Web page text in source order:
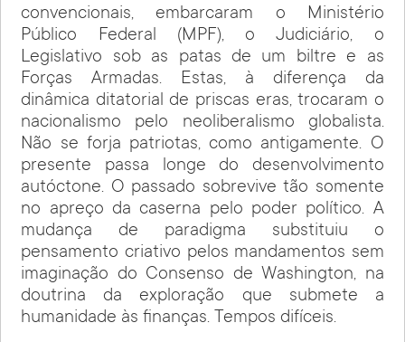
convencionais, embarcaram o Ministério
Público Federal (MPF), o Judiciário, o
Legislativo sob as patas de um biltre e as
Forças Armadas. Estas, à diferença da
dinâmica ditatorial de priscas eras, trocaram o
nacionalismo pelo neoliberalismo globalista.
Não se forja patriotas, como antigamente. O
presente passa longe do desenvolvimento
autóctone. O passado sobrevive tão somente
no apreço da caserna pelo poder político. A
mudança de paradigma substituiu o
pensamento criativo pelos mandamentos sem
imaginação do Consenso de Washington, na
doutrina da exploração que submete a
humanidade às finanças. Tempos difíceis.